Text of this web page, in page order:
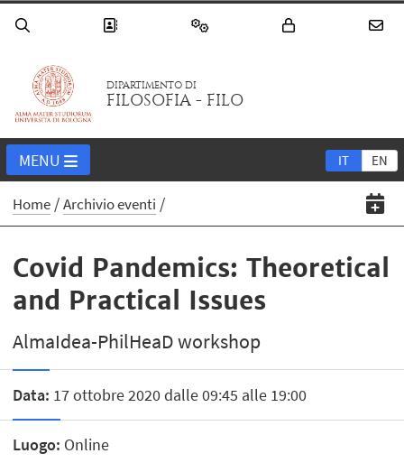
DIPARTIMENTO DI
FILOSOFIA - FILO
IT EN
MENU
Home Archivio eventi
Covid Pandemics: Theoretical
and Practical Issues
AlmaIdea-PhilHeaD workshop
Data: 17 ottobre 2020 dalle 09:45 alle 19:00
Luogo: Online